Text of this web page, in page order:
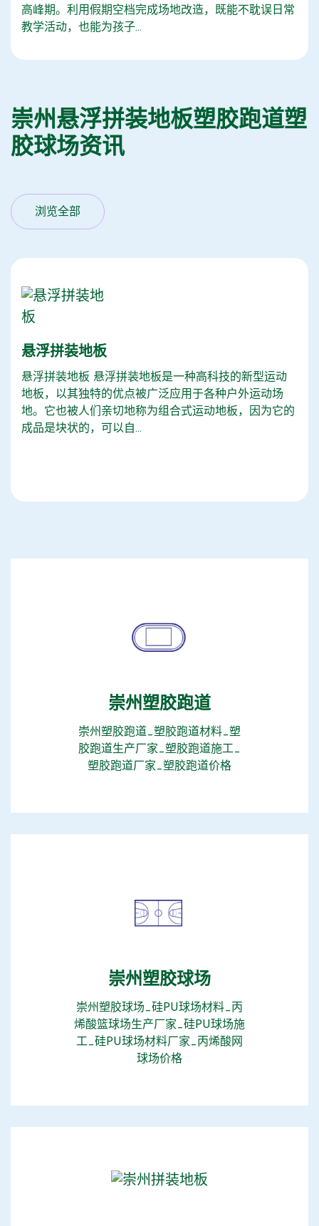
高峰期。利用假期空档完成场地改造，既能不耽误日常
教学活动，也能为孩子...
崇州悬浮拼装地板塑胶跑道塑
胶球场资讯
浏览全部
悬浮拼装地板
悬浮拼装地板 悬浮拼装地板是一种高科技的新型运动
地板，以其独特的优点被广泛应用于各种户外运动场
地。它也被人们亲切地称为组合式运动地板，因为它的
成品是块状的，可以自...
崇州塑胶跑道
崇州塑胶跑道_塑胶跑道材料_塑
胶跑道生产厂家_塑胶跑道施工_​
塑胶跑道厂家_塑胶跑道价格
崇州塑胶球场
崇州塑胶球场_硅PU球场材料_丙
烯酸篮球场生产厂家_硅PU球场施
工_​硅PU球场材料厂家_丙烯酸网
球场价格